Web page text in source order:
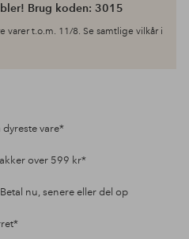
Brug koden: 3015
t.o.m. 11/8. Se samtlige vilkår i
dyreste vare*
over 599 kr*
Betal nu, senere eller del op